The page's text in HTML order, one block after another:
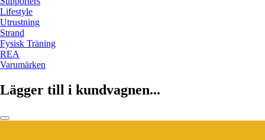
Lifestyle
Utrustning
Strand
Fysisk Träning
REA
Varumärken
Lägger till i kundvagnen...